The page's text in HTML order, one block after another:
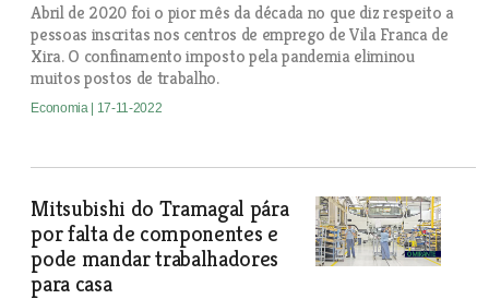
Abril de 2020 foi o pior mês da década no que diz respeito a
pessoas inscritas nos centros de emprego de Vila Franca de
Xira. O confinamento imposto pela pandemia eliminou
muitos postos de trabalho.
Economia | 17-11-2022
Mitsubishi do Tramagal pára
por falta de componentes e
pode mandar trabalhadores
para casa